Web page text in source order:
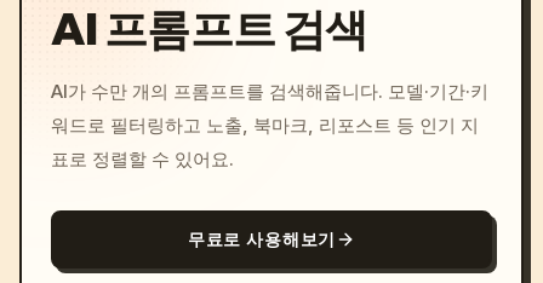
AI 프롬프트 검색
AI가 수만 개의 프롬프트를 검색해줍니다. 모델·기간·키
워드로 필터링하고 노출, 북마크, 리포스트 등 인기 지
표로 정렬할 수 있어요.
무료로 사용해보기